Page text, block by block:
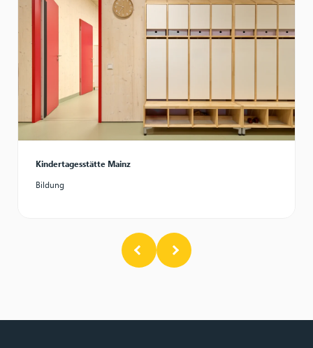
Kindertagesstätte Mainz
Bildung